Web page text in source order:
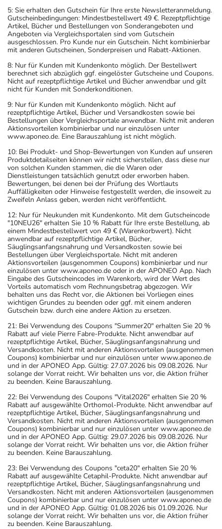
5: Sie erhalten den Gutschein für Ihre erste Newsletteranmeldung.
Gutscheinbedingungen: Mindestbestellwert 49 €. Rezeptpflichtige
Artikel, Bücher und Bestellungen von Sonderangeboten und
Angeboten via Vergleichsportalen sind vom Gutschein
ausgeschlossen. Pro Kunde nur ein Gutschein. Nicht kombinierbar
mit anderen Gutscheinen, Sonderpreisen und Rabatt-Aktionen.
8: Nur für Kunden mit Kundenkonto möglich. Der Bestellwert
berechnet sich abzüglich ggf. eingelöster Gutscheine und Coupons.
Nicht auf rezeptpflichtige Artikel und Bücher anwendbar und gilt
nicht für Kunden mit Sonderkonditionen.
9: Nur für Kunden mit Kundenkonto möglich. Nicht auf
rezeptpflichtige Artikel, Bücher und Versandkosten sowie bei
Bestellungen über Vergleichsportale anwendbar. Nicht mit anderen
Aktionsvorteilen kombinierbar und nur einzulösen unter
www.aponeo.de. Eine Barauszahlung ist nicht möglich.
10: Bei Produkt- und Shop-Bewertungen von Kunden auf unseren
Produktdetailseiten können wir nicht sicherstellen, dass diese nur
von solchen Kunden stammen, die die Waren oder
Dienstleistungen tatsächlich genutzt oder erworben haben.
Bewertungen, bei denen bei der Prüfung des Wortlauts
Auffälligkeiten oder Hinweise festgestellt werden, die insoweit zu
Zweifeln Anlass geben, werden nicht veröffentlicht.
12: Nur für Neukunden mit Kundenkonto. Mit dem Gutscheincode
"10NEU26" erhalten Sie 10 % Rabatt für Ihre erste Bestellung, ab
einem Mindestbestellwert von 49 € (Warenkorbwert). Nicht
anwendbar auf rezeptpflichtige Artikel, Bücher,
Säuglingsanfangsnahrung und Versandkosten sowie bei
Bestellungen über Vergleichsportale. Nicht mit anderen
Aktionsvorteilen (ausgenommen Coupons) kombinierbar und nur
einzulösen unter www.aponeo.de oder in der APONEO App. Nach
Eingabe des Gutscheincodes im Warenkorb, wird der Wert des
Vorteils automatisch vom Rechnungsbetrag abgezogen. Wir
behalten uns das Recht vor, die Aktionen bei Vorliegen eines
wichtigen Grundes zu beenden oder ggf. mit einem anderen
Gutschein bzw. durch eine andere Aktion zu ersetzen.
21: Bei Verwendung des Coupons "Summer20" erhalten Sie 20 %
Rabatt auf viele Pierre Fabre-Produkte. Nicht anwendbar auf
rezeptpflichtige Artikel, Bücher, Säuglingsanfangsnahrung und
Versandkosten. Nicht mit anderen Aktionsvorteilen (ausgenommen
Coupons) kombinierbar und nur einzulösen unter www.aponeo.de
und in der APONEO App. Gültig: 27.07.2026 bis 09.08.2026. Nur
solange der Vorrat reicht. Wir behalten uns vor, die Aktion früher
zu beenden. Keine Barauszahlung.
22: Bei Verwendung des Coupons "Vital2026" erhalten Sie 20 %
Rabatt auf ausgewählte Orthomol-Produkte. Nicht anwendbar auf
rezeptpflichtige Artikel, Bücher, Säuglingsanfangsnahrung und
Versandkosten. Nicht mit anderen Aktionsvorteilen (ausgenommen
Coupons) kombinierbar und nur einzulösen unter www.aponeo.de
und in der APONEO App. Gültig: 29.07.2026 bis 09.08.2026. Nur
solange der Vorrat reicht. Wir behalten uns vor, die Aktion früher
zu beenden. Keine Barauszahlung.
23: Bei Verwendung des Coupons "ceta20" erhalten Sie 20 %
Rabatt auf ausgewählte Cetaphil-Produkte. Nicht anwendbar auf
rezeptpflichtige Artikel, Bücher, Säuglingsanfangsnahrung und
Versandkosten. Nicht mit anderen Aktionsvorteilen (ausgenommen
Coupons) kombinierbar und nur einzulösen unter www.aponeo.de
und in der APONEO App. Gültig: 01.08.2026 bis 01.09.2026. Nur
solange der Vorrat reicht. Wir behalten uns vor, die Aktion früher
zu beenden. Keine Barauszahlung.